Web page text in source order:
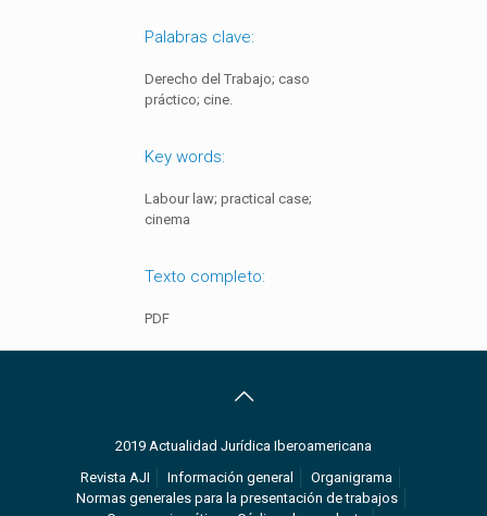
Palabras clave:
Derecho del Trabajo; caso
práctico; cine.
Key words:
Labour law; practical case;
cinema
Texto completo:
PDF
2019 Actualidad Jurídica Iberoamericana
Revista AJI
Información general
Organigrama
Normas generales para la presentación de trabajos